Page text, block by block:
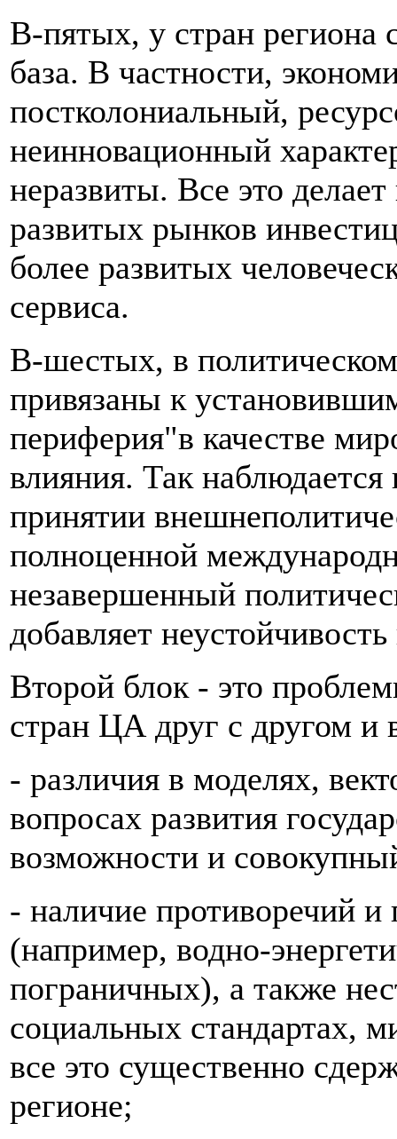
В-пятых, у стран региона
база. В частности,
постколониальный,
неинновационный
неразвиты. Все это
развитых рынков
более развитых
сервиса.
В-шестых, в
привязаны к
периферия"в качестве
влияния. Так наблюдается
принятии
полноценной
незавершенный
добавляет
Второй блок - это
стран ЦА друг с другом
- различия в моделях,
вопросах развития
возможности и
- наличие противоречий
(например, водно-
пограничных), а также
социальных стандартах,
все это существенно
регионе;